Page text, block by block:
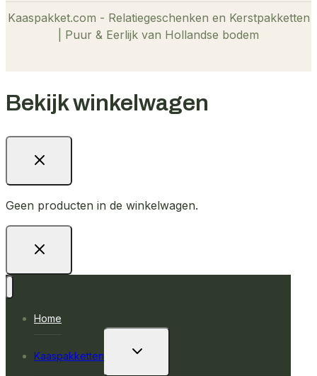
Kaaspakket.com - Relatiegeschenken en Kerstpakketten
| Puur & Eerlijk van Hollandse bodem
Bekijk winkelwagen
Geen producten in de winkelwagen.
Home
Kaaspakketten
TOGGLE
SUBMENU